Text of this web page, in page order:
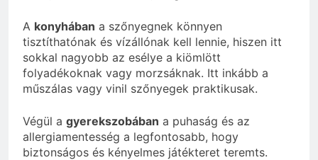
A konyhában a szőnyegnek könnyen
tisztíthatónak és vízállónak kell lennie, hiszen itt
sokkal nagyobb az esélye a kiömlött
folyadékoknak vagy morzsáknak. Itt inkább a
műszálas vagy vinil szőnyegek praktikusak.
Végül a gyerekszobában a puhaság és az
allergiamentesség a legfontosabb, hogy
biztonságos és kényelmes játékteret teremts.